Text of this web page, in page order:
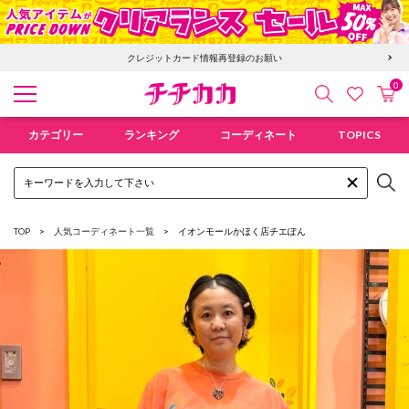
クレジットカード情報再登録のお願い
検索 お気にカ
0
カテゴリー ランキング コーディネート TOPICS
TOP 人気コーディネート一覧 イオンモールかほく店チエぽん